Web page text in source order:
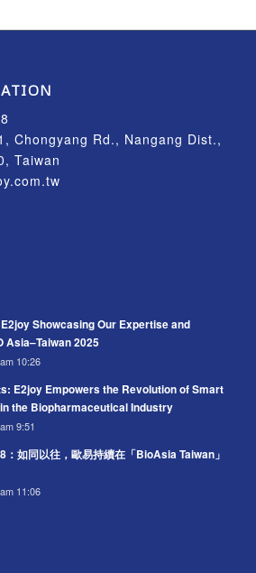
Chongyang Rd., Nangang Dist.,
Taiwan
Showcasing Our Expertise and
Asia–Taiwan 2025
10:26
E2joy Empowers the Revolution of Smart
the Biopharmaceutical Industry
9:51
：如同以往，歐易持續在「BioAsia Taiwan」
11:06